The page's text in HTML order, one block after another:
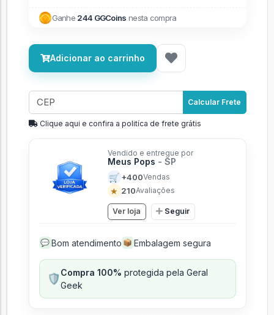
Ganhe 244 GGCoins nesta compra
Adicionar ao carrinho
Calcular Frete
Clique aqui e confira a politíca de frete grátis
Vendido e entregue por
Meus Pops - SP
🛒 +400Vendas
★ 210Avaliações
Ver loja Seguir
💬 Bom atendimento 📦 Embalagem segura
🛡️Compra 100% protegida pela Geral
Geek